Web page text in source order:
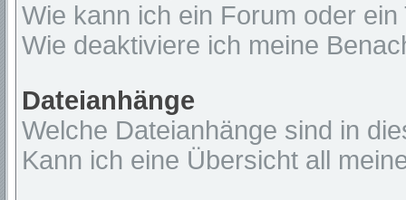
Wie kann ich ein Forum oder
Wie deaktiviere ich meine
Dateianhänge
Welche Dateianhänge sind in
Kann ich eine Übersicht all